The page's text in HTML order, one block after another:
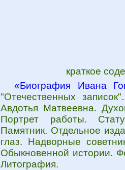
краткое
«Биография Ивана
"Отечественных
Авдотья Матвеевна.
Портрет работы.
Памятник. Отдельное
глаз. Надворные
Обыкновенной истории.
Литография.